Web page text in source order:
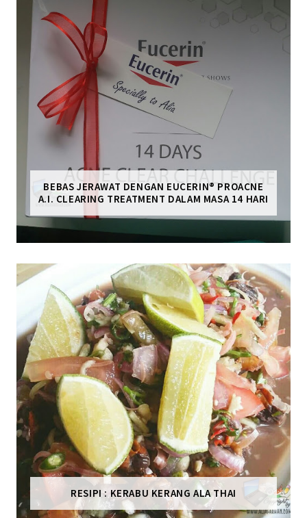
BEBAS JERAWAT DENGAN EUCERIN® PROACNE
A.I. CLEARING TREATMENT DALAM MASA 14 HARI
RESIPI : KERABU KERANG ALA THAI